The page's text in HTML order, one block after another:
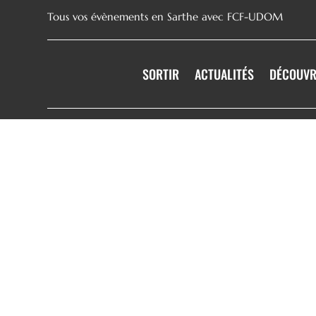
Tous vos évènements en Sarthe avec FCF-UDOM
SORTIR ACTUALITÉS